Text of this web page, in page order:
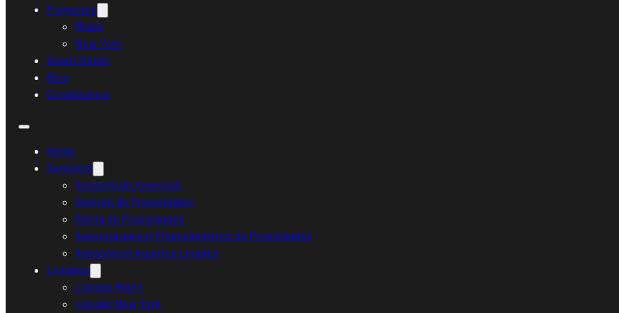
Proyectos
Miami
New York
Ruedi Sieber
Blog
Contáctanos
Home
Servicios
Asesoría de Inversión
Gestión de Propiedades
Renta de Propiedades
Asesoría para el Financiamiento de Propiedades
Asesoría en Asuntos Legales
Listados
Listado Miami
Listado New York